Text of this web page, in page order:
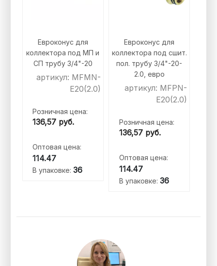
Евроконус для
коллектора под МП и
СП трубу 3/4"-20
артикул: MFMN-
E20(2.0)
Розничная цена:
136,57 руб.
Оптовая цена:
114.47
В упаковке:36
Евроконус для
коллектора под сшит.
пол. трубу 3/4"-20-
2.0, евро
артикул: MFPN-
E20(2.0)
Розничная цена:
136,57 руб.
Оптовая цена:
114.47
В упаковке: 36